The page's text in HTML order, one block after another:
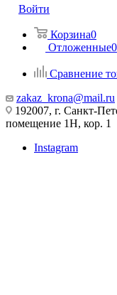
Войти
Корзина0
Отложенные0
Сравнение
zakaz_krona@mail.ru
192007, г. Санкт-
помещение 1Н, кор. 1
Instagram